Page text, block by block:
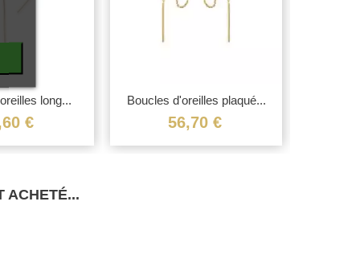
long...
€
Boucles d'oreilles plaqué...
56,70 €
ACHETÉ...